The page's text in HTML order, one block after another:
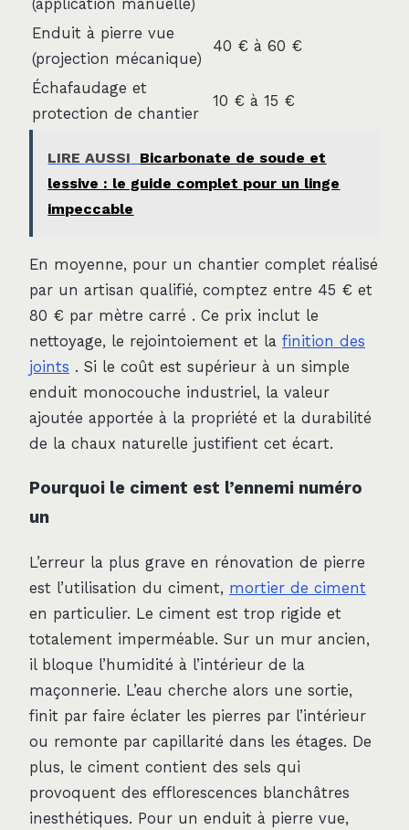
(application manuelle)
Enduit à pierre vue
(projection mécanique)
40 € à 60 €
Échafaudage et
protection de chantier
10 € à 15 €
LIRE AUSSI
Bicarbonate de soude et
lessive : le guide complet pour un linge
impeccable
En moyenne, pour un chantier complet réalisé
par un artisan qualifié, comptez entre 45 € et
80 € par mètre carré . Ce prix inclut le
nettoyage, le rejointoiement et la finition des
joints . Si le coût est supérieur à un simple
enduit monocouche industriel, la valeur
ajoutée apportée à la propriété et la durabilité
de la chaux naturelle justifient cet écart.
Pourquoi le ciment est l’ennemi numéro
un
L’erreur la plus grave en rénovation de pierre
est l’utilisation du ciment, mortier de ciment
en particulier. Le ciment est trop rigide et
totalement imperméable. Sur un mur ancien,
il bloque l’humidité à l’intérieur de la
maçonnerie. L’eau cherche alors une sortie,
finit par faire éclater les pierres par l’intérieur
ou remonte par capillarité dans les étages. De
plus, le ciment contient des sels qui
provoquent des efflorescences blanchâtres
inesthétiques. Pour un enduit à pierre vue,